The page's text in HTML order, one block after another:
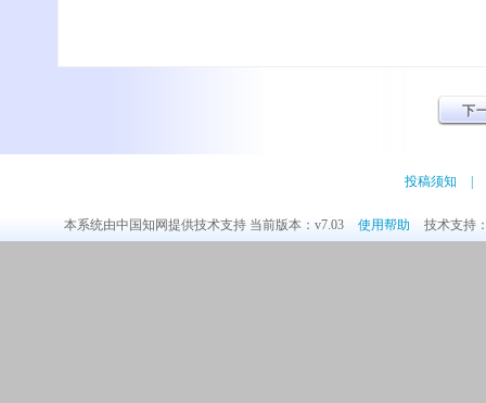
投稿须知
本系统由中国知网提供技术支持 当前版本：v7.03 使用帮助 技术支持